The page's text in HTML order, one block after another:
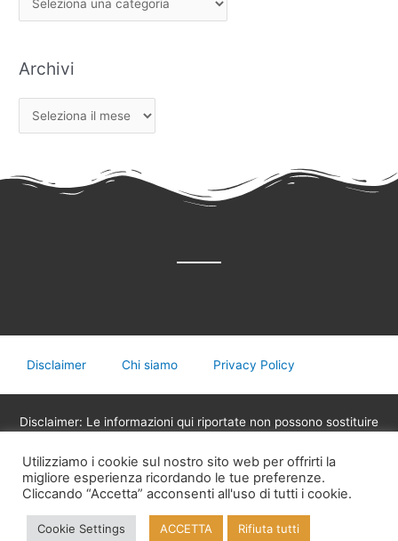
Archivi
Disclaimer Chi siamo Privacy Policy
Disclaimer: Le informazioni qui riportate non possono sostituire
legalmente abilitati alla professione, non devono essere
utilizzate per assumere decisioni riguardanti la propria salute,
eventuali terapie mediche o assunzione di medicinali.
Utilizziamo i cookie sul nostro sito web per offrirti la
migliore esperienza ricordando le tue preferenze.
Cliccando “Accetta” acconsenti all'uso di tutti i cookie.
Cookie Settings ACCETTA Rifiuta tutti